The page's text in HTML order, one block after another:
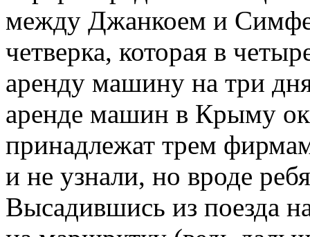
между Джанкоем и
четверка, которая в
аренду машину на три
аренде машин в Крыму
принадлежат трем
и не узнали, но вроде
Высадившись из поезда